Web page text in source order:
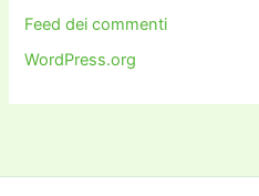
Feed dei commenti
WordPress.org